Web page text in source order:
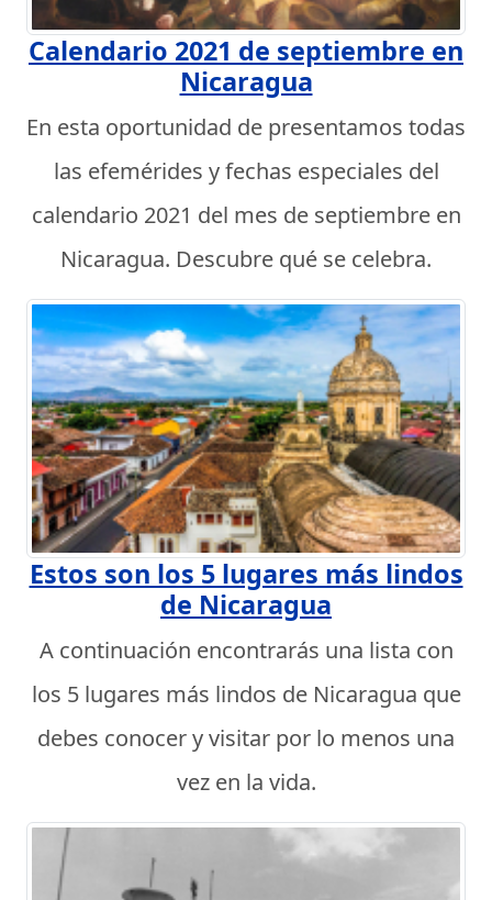
Calendario 2021 de septiembre en
Nicaragua
En esta oportunidad de presentamos todas
las efemérides y fechas especiales del
calendario 2021 del mes de septiembre en
Nicaragua. Descubre qué se celebra.
Estos son los 5 lugares más lindos
de Nicaragua
A continuación encontrarás una lista con
los 5 lugares más lindos de Nicaragua que
debes conocer y visitar por lo menos una
vez en la vida.